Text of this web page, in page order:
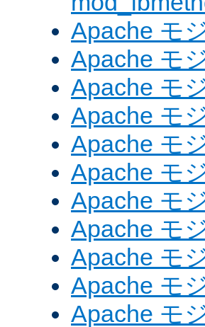
Apache モ
Apache モ
Apache モ
Apache モ
Apache モ
Apache モ
Apache モ
Apache モ
Apache モ
Apache モ
Apache モ